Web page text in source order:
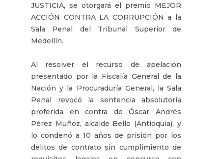
JUSTICIA, se otorgará el premio MEJOR
ACCIÓN CONTRA LA CORRUPCIÓN a la
Sala Penal del Tribunal Superior de
Medellín.
Al resolver el recurso de apelación
presentado por la Fiscalía General de la
Nación y la Procuraduría General, la Sala
Penal revocó la sentencia absolutoria
proferida en contra de Óscar Andrés
Pérez Muñoz, alcalde Bello (Antioquia), y
lo condenó a 10 años de prisión por los
delitos de contrato sin cumplimiento de